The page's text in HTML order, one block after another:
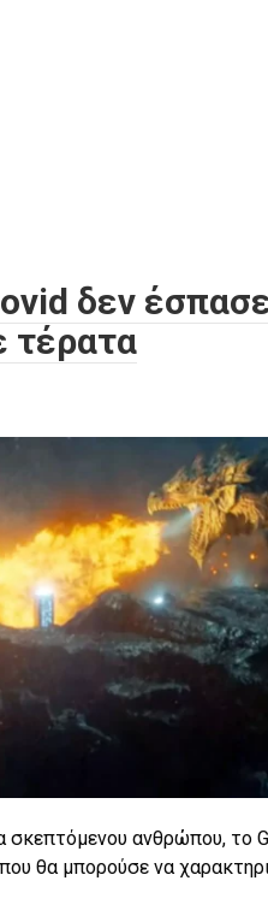
δεν
τέρατα
σκεπτόμενου ανθρώπου, το
θα μπορούσε να